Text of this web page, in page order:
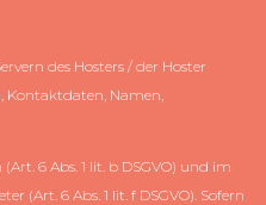
des Hosters / der Hoster
Kontaktdaten, Namen,
6 Abs. 1 lit. b DSGVO) und im
(Art. 6 Abs. 1 lit. f DSGVO). Sofern